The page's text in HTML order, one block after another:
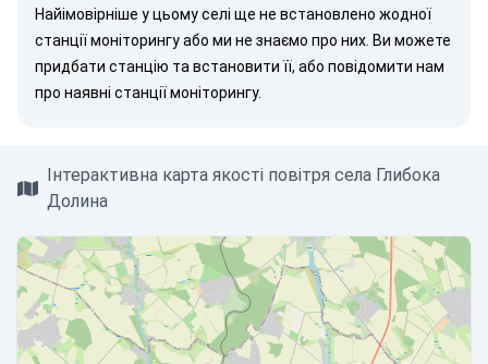
Найімовірніше у цьому селі ще не встановлено жодної
станції моніторингу або ми не знаємо про них. Ви можете
придбати станцію та встановити її, або повідомити нам
про наявні станції моніторингу.
Інтерактивна карта якості повітря села Глибока
Долина